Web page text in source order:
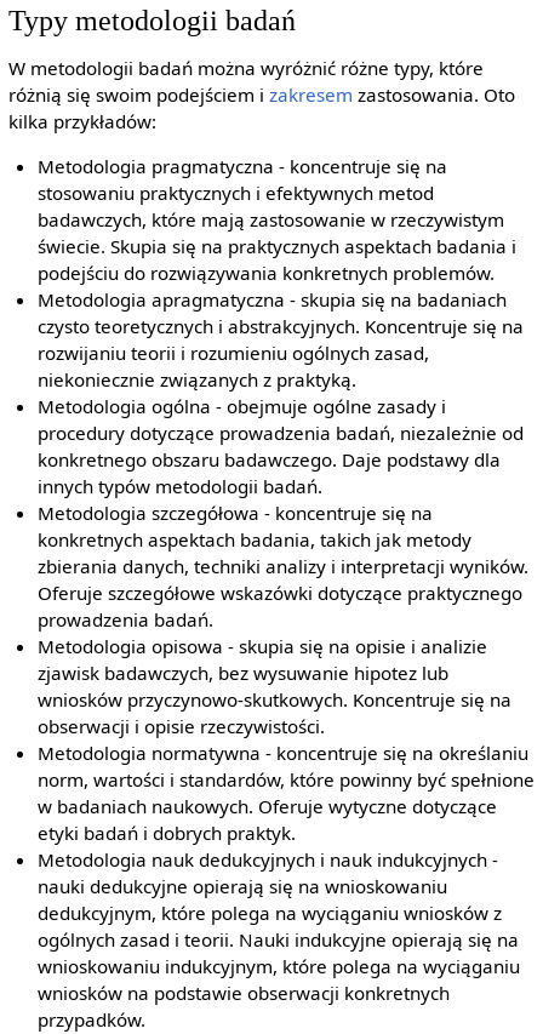
Typy metodologii badań
W metodologii badań można wyróżnić różne typy, które
różnią się swoim podejściem i zakresem zastosowania. Oto
kilka przykładów:
Metodologia pragmatyczna - koncentruje się na
stosowaniu praktycznych i efektywnych metod
badawczych, które mają zastosowanie w rzeczywistym
świecie. Skupia się na praktycznych aspektach badania i
podejściu do rozwiązywania konkretnych problemów.
Metodologia apragmatyczna - skupia się na badaniach
czysto teoretycznych i abstrakcyjnych. Koncentruje się na
rozwijaniu teorii i rozumieniu ogólnych zasad,
niekoniecznie związanych z praktyką.
Metodologia ogólna - obejmuje ogólne zasady i
procedury dotyczące prowadzenia badań, niezależnie od
konkretnego obszaru badawczego. Daje podstawy dla
innych typów metodologii badań.
Metodologia szczegółowa - koncentruje się na
konkretnych aspektach badania, takich jak metody
zbierania danych, techniki analizy i interpretacji wyników.
Oferuje szczegółowe wskazówki dotyczące praktycznego
prowadzenia badań.
Metodologia opisowa - skupia się na opisie i analizie
zjawisk badawczych, bez wysuwanie hipotez lub
wniosków przyczynowo-skutkowych. Koncentruje się na
obserwacji i opisie rzeczywistości.
Metodologia normatywna - koncentruje się na określaniu
norm, wartości i standardów, które powinny być spełnione
w badaniach naukowych. Oferuje wytyczne dotyczące
etyki badań i dobrych praktyk.
Metodologia nauk dedukcyjnych i nauk indukcyjnych -
nauki dedukcyjne opierają się na wnioskowaniu
dedukcyjnym, które polega na wyciąganiu wniosków z
ogólnych zasad i teorii. Nauki indukcyjne opierają się na
wnioskowaniu indukcyjnym, które polega na wyciąganiu
wniosków na podstawie obserwacji konkretnych
przypadków.